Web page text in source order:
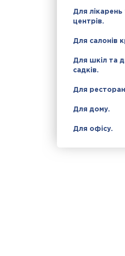
Для
центрів.
Для салонів
Для шкіл та
садків.
Для
Для дому.
Для офісу.